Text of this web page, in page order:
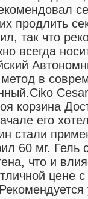
так что
всегда
в
корзина
его
стали
60 мг. Гель
что и
цене